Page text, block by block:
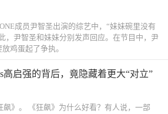
成员尹智圣出演的综艺中，“妹妹碗里没有
，尹智圣和妹妹分别发声回应。在节目中，尹
鸡蛋起了争执。
启强的背后，竟隐藏着更大“对立”
飙》。 《狂飙》为什么好看？有人说，一部